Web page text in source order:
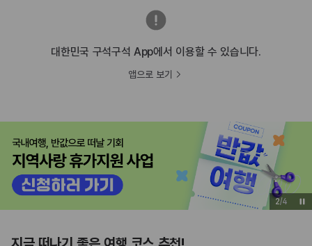
대한민국 구석구석 App에서 이용할 수 있습니다.
앱으로 보기
3/4